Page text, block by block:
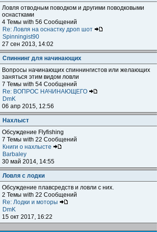
Ловля отводным поводком и другими поводковыми
оснастками
4 Темы with 56 Сообщений
Re: Ловля на оснастку дроп шот
Spinningist90
27 сен 2013, 14:02
Спиннинг для начинающих
Вопросы начинающих спиннингистов или желающих
заняться этим видом ловли
7 Темы with 54 Сообщений
Re: ВОПРОС НАЧИНАЮЩЕГО
DmK
06 апр 2015, 12:56
Нахлыст
Обсуждение Flyfishing
7 Темы with 22 Сообщений
Книги о нахлысте
Barbaley
30 май 2014, 14:55
Ловля с лодки
Обсуждение плавсредств и ловли с них.
2 Темы with 22 Сообщений
Re: Лодки и моторы
DmK
15 окт 2017, 16:22